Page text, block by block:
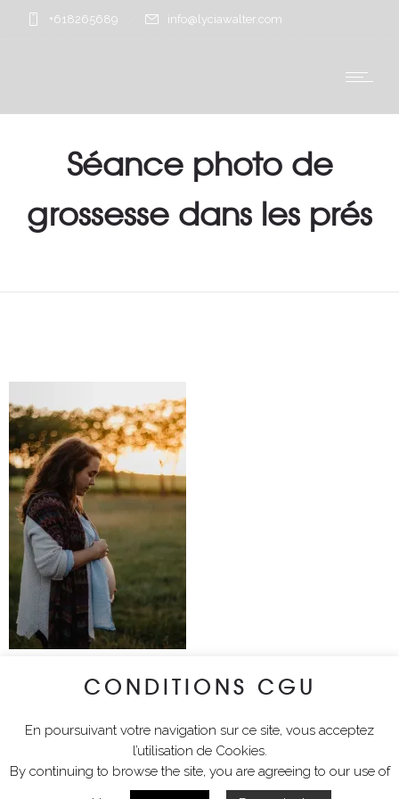
+618265689 info@lyciawalter.com
Séance photo de
grossesse dans les prés
lyciawalterimages
CONDITIONS CGU
En poursuivant votre navigation sur ce site, vous acceptez
l’utilisation de Cookies.
By continuing to browse the site, you are agreeing to our use of